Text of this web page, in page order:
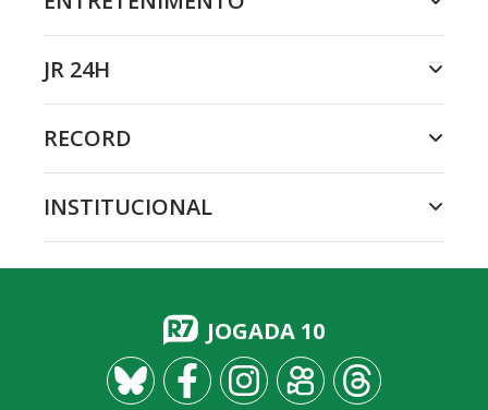
JR 24H
RECORD
INSTITUCIONAL
JOGADA 10